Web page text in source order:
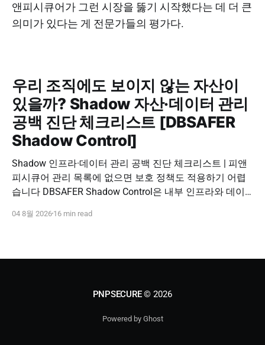
앤피시큐어가 그런 시장을 뚫기 시작했다는 데 더 큰
의미가 있다는 게 전문가들의 평가다.
우리 조직에도 보이지 않는 자산이
있을까? Shadow 자산·데이터 관리
공백 진단 체크리스트 [DBSAFER
Shadow Control]
Shadow 인프라·데이터 관리 공백 진단 체크리스트 | 피앤
피시큐어 관리 목록에 없으면 보호 정책도 적용하기 어렵
습니다 DBSAFER Shadow Control은 내부 인프라와 데이
나의 보안 운영 흐름으로 제공합니다. DBSAFER Shadow
04 8월 2026 16 min read
PNPSECURE© 2026
Powered by Ghost